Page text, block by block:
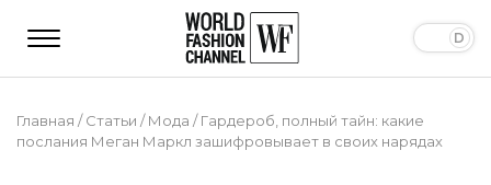
Главная /Статьи /Мода /Гардероб, полный тайн: какие
послания Меган Маркл зашифровывает в своих нарядах